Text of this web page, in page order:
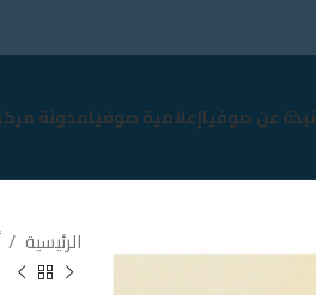
نبذة عن صوفياإعلامية صوفيامدونة
الرئيسية